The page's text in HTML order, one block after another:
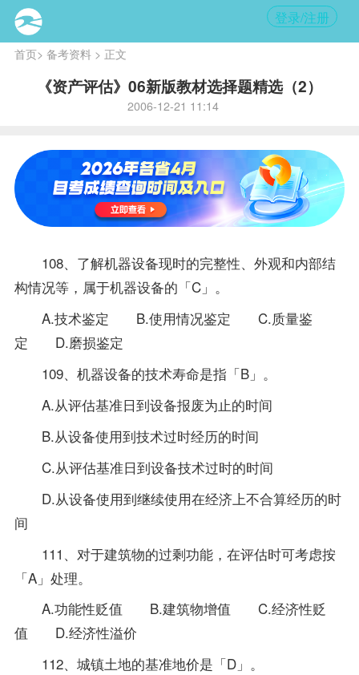
登录/注册
首页> 备考资料> 正文
《资产评估》06新版教材选择题精选（2）
2006-12-21 11:14
108、了解机器设备现时的完整性、外观和内部结
构情况等，属于机器设备的「C」。
A.技术鉴定 B.使用情况鉴定 C.质量鉴
定 D.磨损鉴定
109、机器设备的技术寿命是指「B」。
A.从评估基准日到设备报废为止的时间
B.从设备使用到技术过时经历的时间
C.从评估基准日到设备技术过时的时间
D.从设备使用到继续使用在经济上不合算经历的时
间
111、对于建筑物的过剩功能，在评估时可考虑按
「A」处理。
A.功能性贬值 B.建筑物增值 C.经济性贬
值 D.经济性溢价
112、城镇土地的基准地价是「D」。